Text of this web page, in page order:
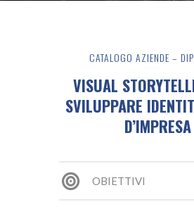
CATALOGO AZIENDE –
VISUAL
SVILUPPARE
D’IMPRESA
OBIETTIVI